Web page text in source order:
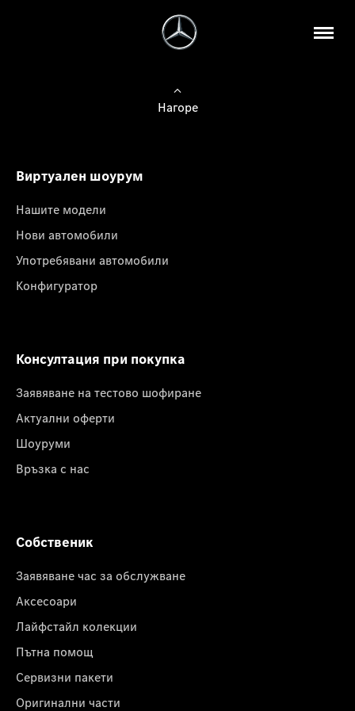
Нагоре
Виртуален шоурум
Нашите модели
Нови автомобили
Употребявани автомобили
Конфигуратор
Консултация при покупка
Заявяване на тестово шофиране
Актуални оферти
Шоуруми
Връзка с нас
Собственик
Заявяване час за обслужване
Аксесоари
Лайфстайл колекции
Пътна помощ
Сервизни пакети
Оригинални части